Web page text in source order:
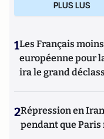
PLUS LUS
1Les Français
européenne pour
ira le grand
2Répression en
pendant que